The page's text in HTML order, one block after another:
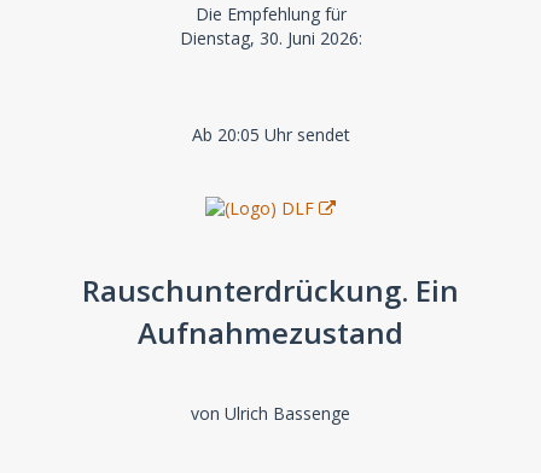
Die Empfehlung für
Dienstag, 30. Juni 2026:
Ab 20:05 Uhr sendet
Rauschunterdrückung. Ein
Aufnahmezustand
von Ulrich Bassenge